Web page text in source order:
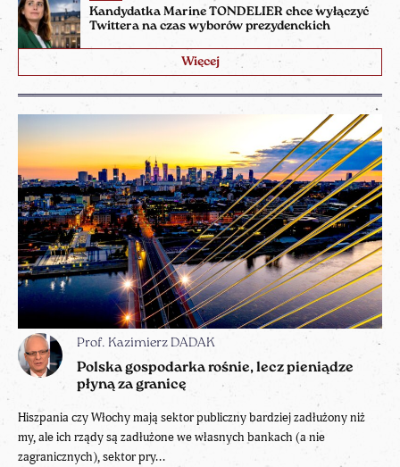
Kandydatka Marine TONDELIER chce wyłączyć
Twittera na czas wyborów prezydenckich
Więcej
Prof. Kazimierz DADAK
Polska gospodarka rośnie, lecz pieniądze
płyną za granicę
Hiszpania czy Włochy mają sektor publiczny bardziej zadłużony niż
my, ale ich rządy są zadłużone we własnych bankach (a nie
zagranicznych), sektor pry...